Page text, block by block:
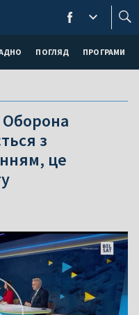
ПОГЛЯД ПРОГРАМИ
Оборона
з
це